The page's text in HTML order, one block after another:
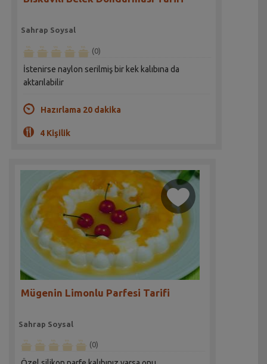
Sahrap Soysal
(0)
İstenirse naylon serilmiş bir kek kalıbına da
aktarılabilir
Hazırlama 20 dakika
4 Kişilik
Mügenin Limonlu Parfesi Tarifi
Sahrap Soysal
(0)